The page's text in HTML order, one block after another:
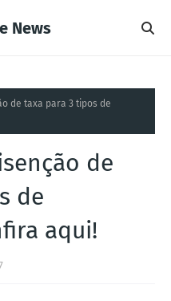
News
de taxa para 3 tipos de
de
de
aqui!